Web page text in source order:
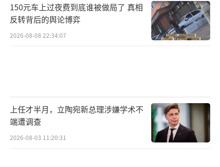
150元车上过夜费到底谁被做局了 真相
反转背后的舆论博弈
2026-08-08 22:34:07
上任才半月，立陶宛新总理涉嫌学术不
端遭调查
2026-08-03 11:20:31